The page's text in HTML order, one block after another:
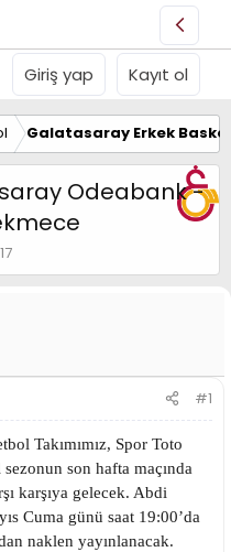
Giriş yap Kayıt ol
Galatasaray Erkek
Odeabank -
#1
Takımımız, Spor Toto
son hafta maçında
karşıya gelecek. Abdi
Cuma günü saat 19:00’da
naklen yayınlanacak.